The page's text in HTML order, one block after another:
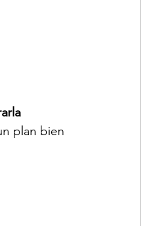
plan bien